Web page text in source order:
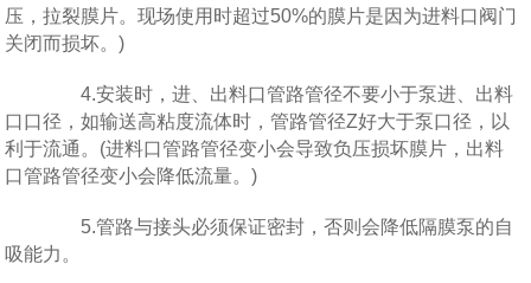
压，拉裂膜片。现场使用时超过50%的膜片是因为进料口阀门
关闭而损坏。)
4.安装时，进、出料口管路管径不要小于泵进、出料
口口径，如输送高粘度流体时，管路管径Z好大于泵口径，以
利于流通。(进料口管路管径变小会导致负压损坏膜片，出料
口管路管径变小会降低流量。)
5.管路与接头必须保证密封，否则会降低隔膜泵的自
吸能力。